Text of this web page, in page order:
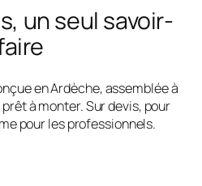
un seul savoir-
en Ardèche, assemblée à
à monter. Sur devis, pour
pour les professionnels.